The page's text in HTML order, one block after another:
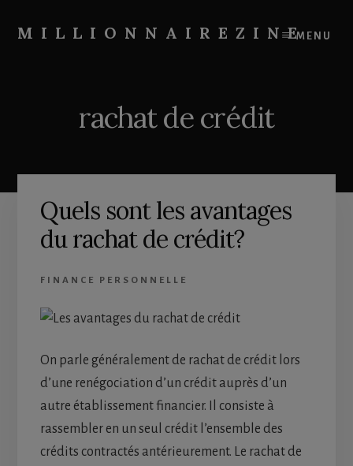
content
primary
MILLIONNAIREZINEMENU
rachat de crédit
Quels sont les avantages
du rachat de crédit?
FINANCE PERSONNELLE
On parle généralement de rachat de crédit lors
d’une renégociation d’un crédit auprès d’un
autre établissement financier. Il consiste à
rassembler en un seul crédit l’ensemble des
crédits contractés antérieurement. Le rachat de